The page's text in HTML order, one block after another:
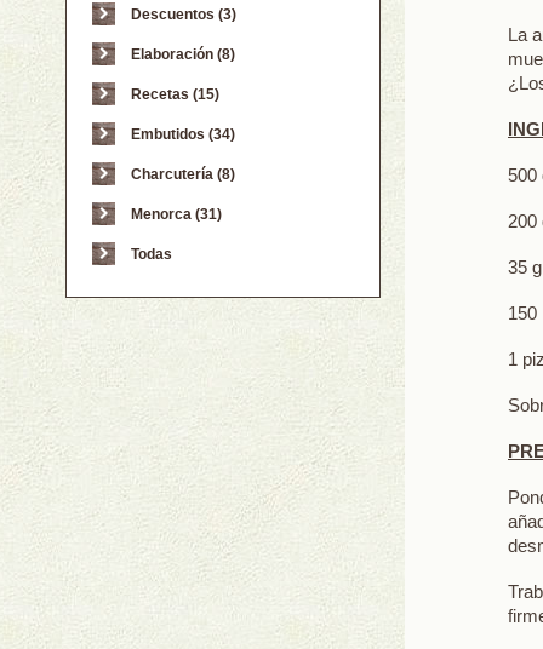
Descuentos (3)
Elaboración (8)
Recetas (15)
Embutidos (34)
Charcutería (8)
Menorca (31)
Todas
La
500
200
35
150
1